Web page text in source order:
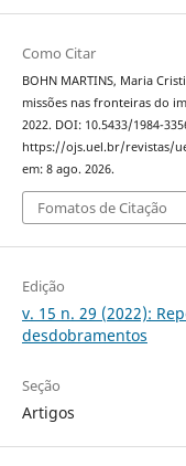
Como Citar
BOHN MARTINS, Maria
missões nas fronteiras do
2022. DOI: 10.5433/1984-
https://ojs.uel.br/revistas/
em: 8 ago. 2026.
Fomatos de Citação
Edição
v. 15 n. 29 (2022):
desdobramentos
Seção
Artigos